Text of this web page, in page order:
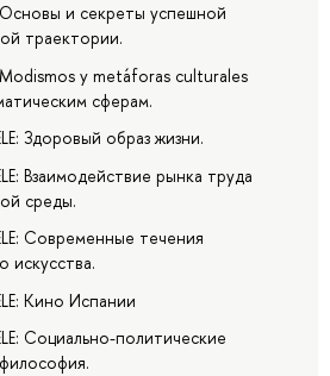
и секреты успешной
траектории.
y metáforas culturales
сферам.
Здоровый образ жизни.
Взаимодействие рынка труда
среды.
Современные течения
искусства.
Кино Испании
Социально-политические